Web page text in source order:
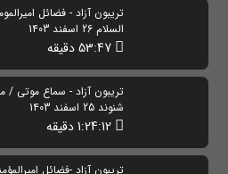
تریبون آزاد - فضائل
السلام 26 اسفند 1403
تریبون آزاد - سماع موتی /
شنوند 25 اسفند 1403
تریبون آزاد -فضائل